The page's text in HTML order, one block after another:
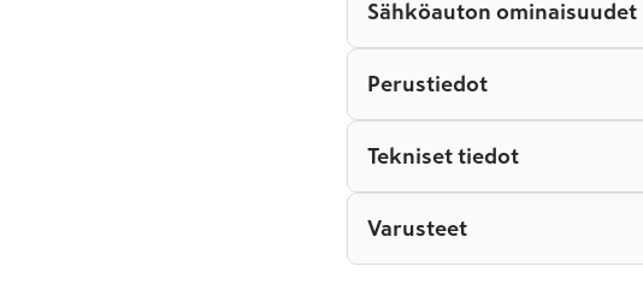
Sähköauton ominaisuudet
Perustiedot
Tekniset tiedot
Varusteet